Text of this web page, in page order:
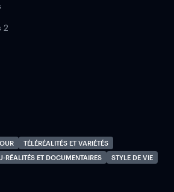
2
TÉLÉRÉALITÉS ET VARIÉTÉS
RÉALITÉS ET DOCUMENTAIRES
STYLE DE VIE